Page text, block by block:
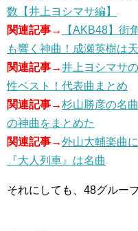
数【井上ヨシマサ編】
関連記事→
【AKB48】街
も響く神曲！成瀬英樹は
関連記事→井上ヨシマサ
性ベスト！代表曲まとめ
関連記事→杉山勝彦の名
の神曲をまとめた
関連記事→外山大輔楽曲
『大人列車』は名曲
それにしても、48グルー